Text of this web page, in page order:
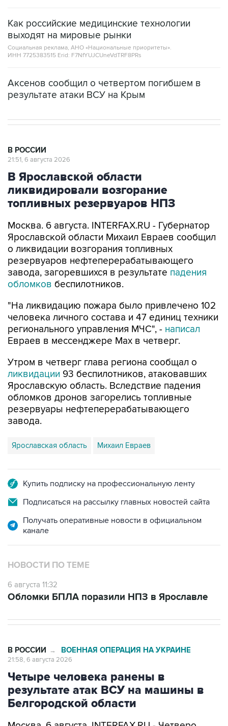
Как российские медицинские технологии
выходят на мировые рынки
Социальная реклама, АНО «Национальные приоритеты».
ИНН 7725383515 Erid: F7NfYUJCUneVdTRF8PRs
Аксенов сообщил о четвертом погибшем в
результате атаки ВСУ на Крым
В РОССИИ
21:51, 6 августа 2026
В Ярославской области
ликвидировали возгорание
топливных резервуаров НПЗ
Москва. 6 августа. INTERFAX.RU - Губернатор
Ярославской области Михаил Евраев сообщил
о ликвидации возгорания топливных
резервуаров нефтеперерабатывающего
завода, загоревшихся в результате падения
обломков беспилотников.
"На ликвидацию пожара было привлечено 102
человека личного состава и 47 единиц техники
регионального управления МЧС", - написал
Евраев в мессенджере Мах в четверг.
Утром в четверг глава региона сообщал о
ликвидации 93 беспилотников, атаковавших
Ярославскую область. Вследствие падения
обломков дронов загорелись топливные
резервуары нефтеперерабатывающего
завода.
Ярославская область Михаил Евраев
Купить подписку на профессиональную ленту
Подписаться на рассылку главных новостей сайта
Получать оперативные новости в официальном
канале
НОВОСТИ ПО ТЕМЕ
6 августа 11:32
Обломки БПЛА поразили НПЗ в Ярославле
В РОССИИ → ВОЕННАЯ ОПЕРАЦИЯ НА УКРАИНЕ
21:58, 6 августа 2026
Четыре человека ранены в
результате атак ВСУ на машины в
Белгородской области